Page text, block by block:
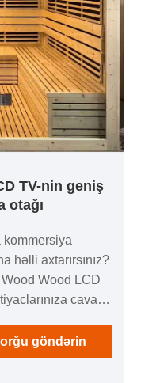
TV-nin geniş
otağı
kommersiya
həlli axtarırsınız?
Wood LCD
cavab
etmək üçün
göndərin